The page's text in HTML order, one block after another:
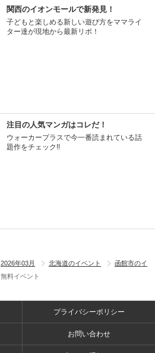
関西のイオンモールで新発見！
子どもと楽しめる新しい遊び方をママライ
ター達が現地から最新リポ！
注目の人気マンガはコレだ！
ウォーカープラスで今一番読まれている話
題作をチェック!!
2026年03月 北海道のイベント
函館市のイ
無料イベント
プライバシーポリシー
お問い合わせ